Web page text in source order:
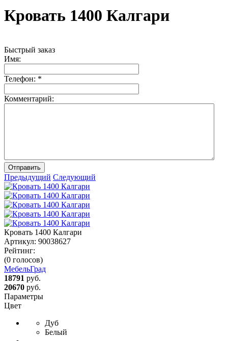
Кровать 1400 Калгари
Быстрый заказ
Имя:
Телефон: *
Комментарий:
Отправить
Предыдущий Следующий
Кровать 1400 Калгари
Артикул: 90038627
Рейтинг:
(0 голосов)
МебельГрад
18791 руб.
20670 руб.
Параметры
Цвет
Дуб
Белый